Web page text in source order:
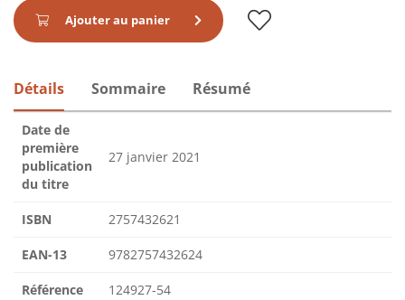
Ajouter au panier
Détails Sommaire Résumé
Date de
première
publication
du titre
27 janvier 2021
ISBN 2757432621
EAN-13 9782757432624
Référence 124927-54